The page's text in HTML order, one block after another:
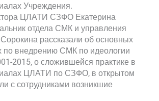
Учреждения.
ЦЛАТИ СЗФО Екатерина
отдела СМК и управления
рассказали об основных
по внедрению СМК по идеологии
2015, о сложившейся практике в
ЦЛАТИ по СЗФО, в открытом
с сотрудниками возникшие